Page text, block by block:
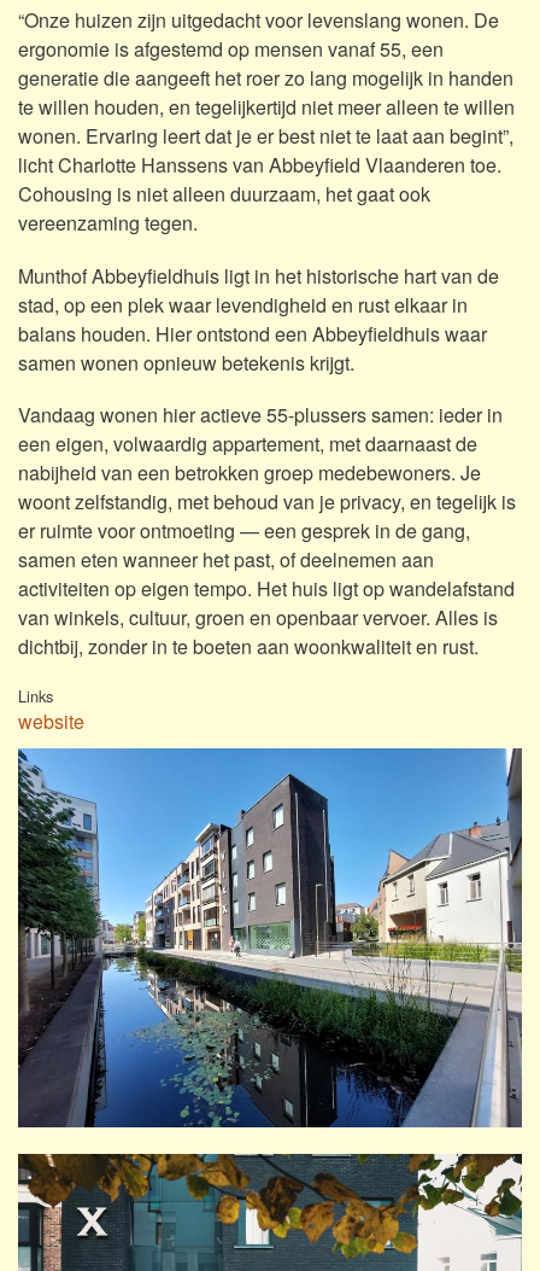
“Onze huizen zijn uitgedacht voor levenslang wonen. De
ergonomie is afgestemd op mensen vanaf 55, een
generatie die aangeeft het roer zo lang mogelijk in handen
te willen houden, en tegelijkertijd niet meer alleen te willen
wonen. Ervaring leert dat je er best niet te laat aan begint”,
licht Charlotte Hanssens van Abbeyfield Vlaanderen toe.
Cohousing is niet alleen duurzaam, het gaat ook
vereenzaming tegen.
Munthof Abbeyfieldhuis ligt in het historische hart van de
stad, op een plek waar levendigheid en rust elkaar in
balans houden. Hier ontstond een Abbeyfieldhuis waar
samen wonen opnieuw betekenis krijgt.
Vandaag wonen hier actieve 55-plussers samen: ieder in
een eigen, volwaardig appartement, metdaarnaast de
nabijheid van een betrokken groep medebewoners. Je
woont zelfstandig, met behoud van je privacy, en tegelijk is
er ruimte voor ontmoeting — een gesprek in de gang,
samen eten wanneer het past, of deelnemen aan
activiteiten op eigen tempo. Het huis ligt op wandelafstand
van winkels, cultuur, groen en openbaar vervoer. Alles is
dichtbij, zonder in te boeten aan woonkwaliteit en rust.
Links
website